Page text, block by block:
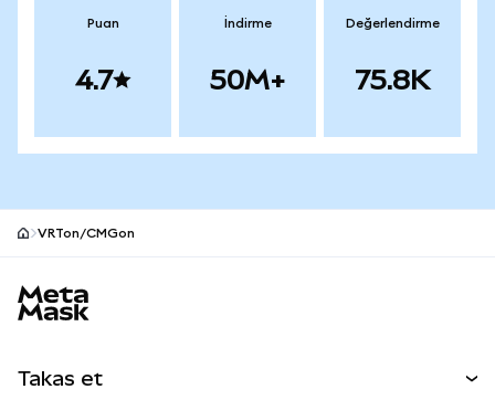
Puan
4.7
İndirme
50M+
Değerlendirme
75.8K
VRTon/CMGon
Takas et